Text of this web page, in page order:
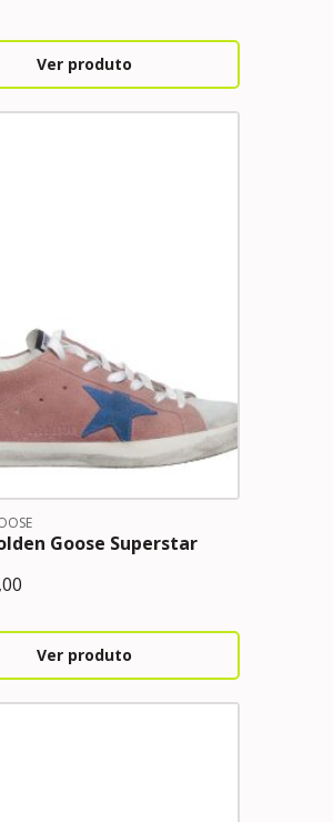
Ver produto
Goose Superstar
Ver produto